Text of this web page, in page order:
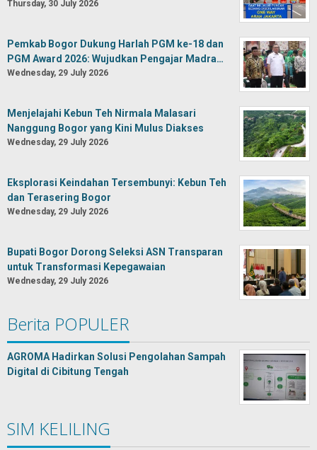
Thursday, 30 July 2026
Pemkab Bogor Dukung Harlah PGM ke-18 dan
PGM Award 2026: Wujudkan Pengajar Madra…
Wednesday, 29 July 2026
Menjelajahi Kebun Teh Nirmala Malasari
Nanggung Bogor yang Kini Mulus Diakses
Wednesday, 29 July 2026
Eksplorasi Keindahan Tersembunyi: Kebun Teh
dan Terasering Bogor
Wednesday, 29 July 2026
Bupati Bogor Dorong Seleksi ASN Transparan
untuk Transformasi Kepegawaian
Wednesday, 29 July 2026
Berita POPULER
AGROMA Hadirkan Solusi Pengolahan Sampah
Digital di Cibitung Tengah
SIM KELILING